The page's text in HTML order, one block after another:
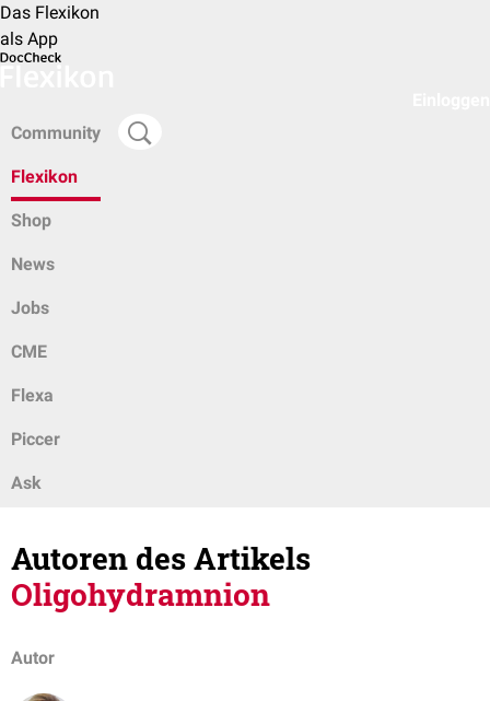
Das Flexikon
als App
Community
Flexikon
Shop
News
Jobs
CME
Flexa
Piccer
Ask
Autoren des Artikels
Oligohydramnion
Autor